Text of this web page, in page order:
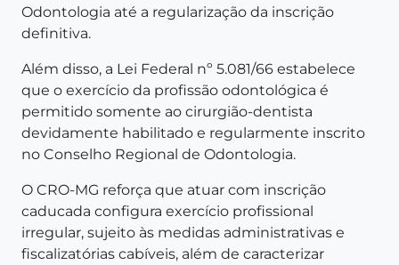
Odontologia até a regularização da inscrição
definitiva.
Além disso, a Lei Federal nº 5.081/66 estabelece
que o exercício da profissão odontológica é
permitido somente ao cirurgião-dentista
devidamente habilitado e regularmente inscrito
no Conselho Regional de Odontologia.
O CRO-MG reforça que atuar com inscrição
caducada configura exercício profissional
irregular, sujeito às medidas administrativas e
fiscalizatórias cabíveis, além de caracterizar